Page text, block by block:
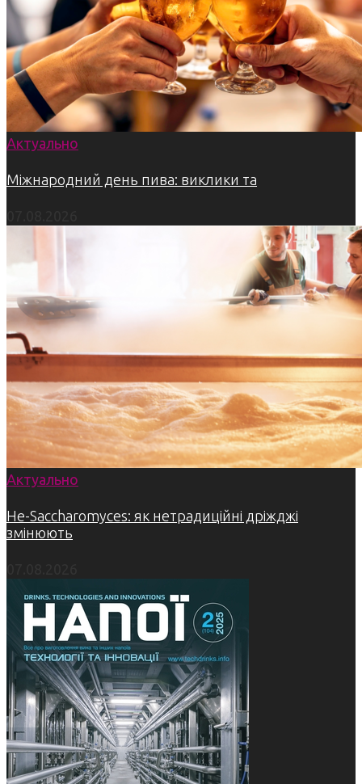
Актуально
Міжнародний день пива: виклики та
Актуально
Не-Saccharomyces: як нетрадиційні дріжджі
змінюють